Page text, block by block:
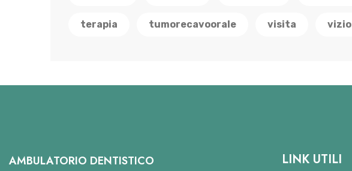
terapia tumorecavoorale visita vizio
AMBULATORIO DENTISTICO LINK UTILI